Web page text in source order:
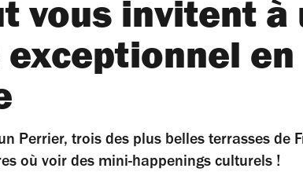
vous invitent à
en
Perrier, trois des plus belles terrasses de
où voir des mini-happenings culturels !